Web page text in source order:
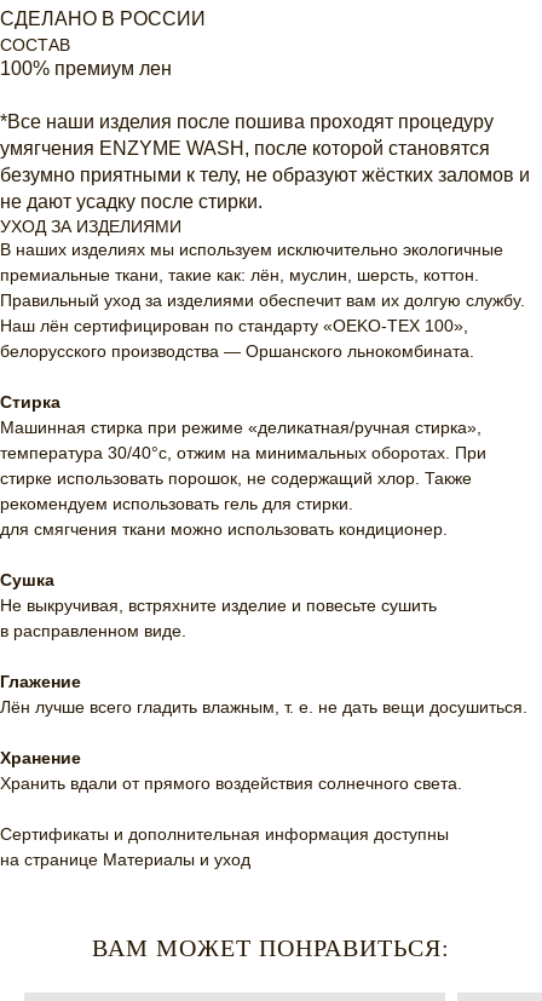
СДЕЛАНО В РОССИИ
СОСТАВ
100% премиум лен
*Все наши изделия после пошива проходят процедуру
умягчения ENZYME WASH, после которой становятся
безумно приятными к телу, не образуют жёстких заломов и
не дают усадку после стирки.
УХОД ЗА ИЗДЕЛИЯМИ
В наших изделиях мы используем исключительно экологичные
премиальные ткани, такие как: лён, муслин, шерсть, коттон.
Правильный уход за изделиями обеспечит вам их долгую службу.
Наш лён сертифицирован по стандарту «OEKO-TEX 100»,
белорусского производства — Оршанского льнокомбината.
Стирка
Машинная стирка при режиме «деликатная/ручная стирка»,
температура 30/40°c, отжим на минимальных оборотах. При
стирке использовать порошок, не содержащий хлор. Также
рекомендуем использовать гель для стирки.
для смягчения ткани можно использовать кондиционер.
Сушка
Не выкручивая, встряхните изделие и повесьте сушить
в расправленном виде.
Глажение
Лён лучше всего гладить влажным, т. е. не дать вещи досушиться.
Хранение
Хранить вдали от прямого воздействия солнечного света.
Сертификаты и дополнительная информация доступны
на странице Материалы и уход
ВАМ МОЖЕТ ПОНРАВИТЬСЯ: